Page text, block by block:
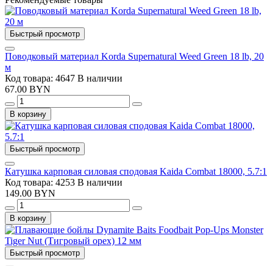
Быстрый просмотр
Поводковый материал Korda Supernatural Weed Green 18 lb, 20
м
Код товара: 4647 В наличии
67.00 BYN
В корзину
Быстрый просмотр
Катушка карповая силовая сподовая Kaida Combat 18000, 5.7:1
Код товара: 4253 В наличии
149.00 BYN
В корзину
Быстрый просмотр